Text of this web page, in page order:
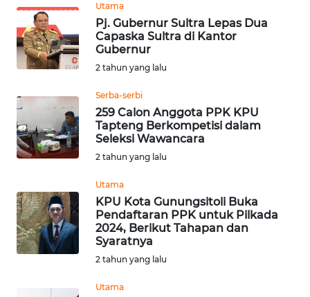
Utama
Pj. Gubernur Sultra Lepas Dua
Capaska Sultra di Kantor
Gubernur
2 tahun yang lalu
Serba-serbi
259 Calon Anggota PPK KPU
Tapteng Berkompetisi dalam
Seleksi Wawancara
2 tahun yang lalu
Utama
KPU Kota Gunungsitoli Buka
Pendaftaran PPK untuk Pilkada
2024, Berikut Tahapan dan
Syaratnya
2 tahun yang lalu
Utama
SULTRA
WN
NTB
SULTENG
WN
WN
BABEL
WN